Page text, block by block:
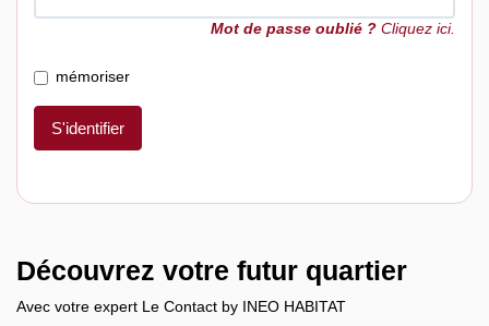
Mot de passe oublié ? Cliquez ici.
mémoriser
S'identifier
Découvrez votre futur quartier
Avec votre expert Le Contact by INEO HABITAT